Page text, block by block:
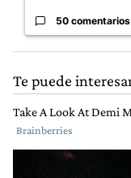
50 comentarios